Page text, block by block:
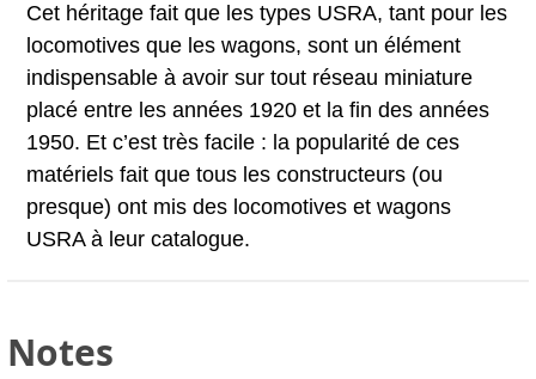
Cet héritage fait que les types USRA, tant pour les
locomotives que les wagons, sont un élément
indispensable à avoir sur tout réseau miniature
placé entre les années 1920 et la fin des années
1950. Et c’est très facile : la popularité de ces
matériels fait que tous les constructeurs (ou
presque) ont mis des locomotives et wagons
USRA à leur catalogue.
Notes